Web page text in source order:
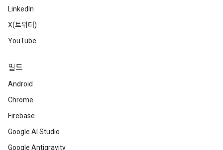
LinkedIn
X(트위터)
YouTube
빌드
Android
Chrome
Firebase
Google AI Studio
Google Antigravity